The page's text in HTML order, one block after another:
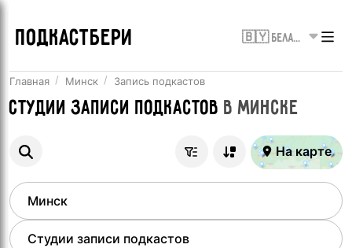
ПОДКАСТБЕРИ 🇧🇾 Беларусь
Главная Минск Запись подкастов
Студии записи подкастов вМинске
На карте